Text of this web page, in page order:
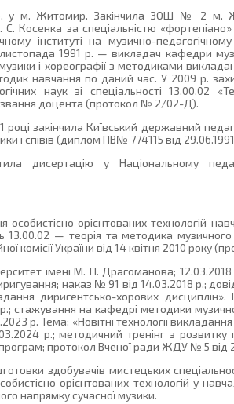
у м. Житомир. Закінчила ЗОШ № 2 м.
Косенка за спеціальністю
інституті на музично-
листопада 1991 р. — викладач кафедри
і хореографії з методиками
навчання по даний час. У 2009 р.
наук зі спеціальності 13.00.02
звання доцента (протокол № 2/02-Д).
році закінчила Київський державний
і співів (диплом ПВ№ 774115 від
дисертацію у Національному
особистісно орієнтованих технологій
13.00.02 — теорія та методика
комісії України від 14 квітня 2010 року
імені М. П. Драгоманова;
наказ № 91 від 14.03.2018 р.;
диригентсько-хорових
стажування на кафедрі методики
р. Тема: «Новітні технології
р.; методичний тренінг з розвитку
протокол Вченої ради ЖДУ № 5 від
здобувачів мистецьких
орієнтованих технологій у
напрямку сучасної музики.